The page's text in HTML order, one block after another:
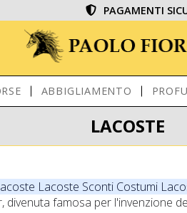
PAGAMENTI
ABBIGLIAMENTO
LACOSTE
Lacoste Sconti Costumi
divenuta famosa per l'invenzione